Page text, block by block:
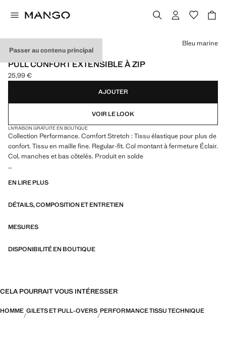
Passer au contenu principal
PERFORMANCE
PULL CONFORT EXTENSIBLE À ZIP
Prix actuel [25,99 € ]
25,99 €
Choisissez une couleur
Bleu marine
AJOUTER
VOIR LE LOOK
LIVRAISON GRATUITE EN BOUTIQUE
Collection Performance. Comfort Stretch : Tissu élastique pour plus de
confort. Tissu en maille fine. Regular-fit. Col montant à fermeture Éclair.
Col, manches et bas côtelés. Produit en solde
de fibres techniques. Cette sélection présente une vaste gamme de
rapide, faciles à repasser, thermorégulateurs, respirants ou résistants
fonctionnalité et confort
EN LIRE PLUS
DÉTAILS, COMPOSITION ET ENTRETIEN
MESURES
DISPONIBILITÉ EN BOUTIQUE
CELA POURRAIT VOUS INTÉRESSER
HOMME GILETS ET PULL-OVERS PERFORMANCE TISSU TECHNIQUE